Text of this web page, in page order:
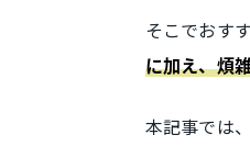
そこでおす
に加え、煩
本記事では